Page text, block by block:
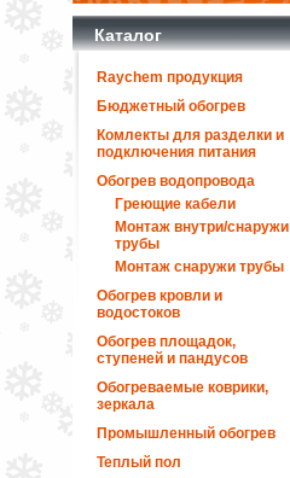
Каталог
Raychem продукция
Бюджетный обогрев
Комлекты для разделки и
подключения питания
Обогрев водопровода
Греющие кабели
Монтаж внутри/снаружи
трубы
Монтаж снаружи трубы
Обогрев кровли и
водостоков
Обогрев площадок,
ступеней и пандусов
Обогреваемые коврики,
зеркала
Промышленный обогрев
Теплый пол